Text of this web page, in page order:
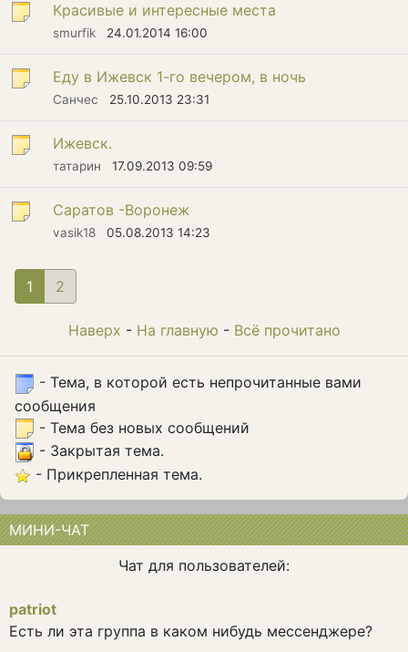
Красивые и интересные места
smurfik 24.01.2014 16:00
Еду в Ижевск 1-го вечером, в ночь
Санчес 25.10.2013 23:31
Ижевск.
татарин 17.09.2013 09:59
Саратов -Воронеж
vasik18 05.08.2013 14:23
1 (current)
2
Наверх - На главную - Всё прочитано
- Тема, в которой есть непрочитанные вами
сообщения
- Тема без новых сообщений
- Закрытая тема.
- Прикрепленная тема.
МИНИ-ЧАТ
Чат для пользователей:
patriot
Есть ли эта группа в каком нибудь мессенджере?